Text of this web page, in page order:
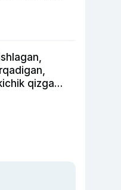
qizga
Umarov